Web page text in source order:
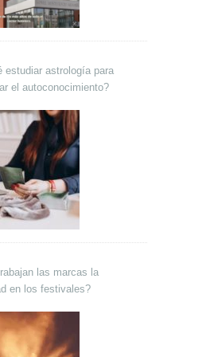
estudiar astrología para
el autoconocimiento?
las marcas la
en los festivales?